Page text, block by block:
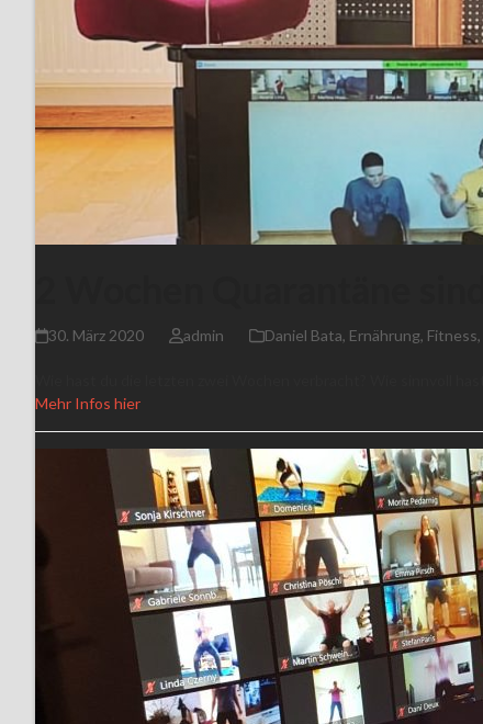
30. März 2020 admin Daniel Bata, Ernährung, Fitness,
Mehr Infos hier